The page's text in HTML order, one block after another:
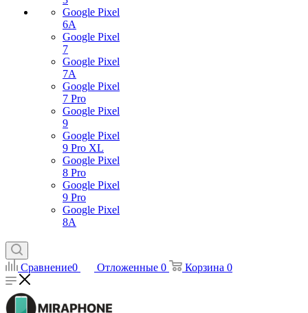
Google Pixel
6A
Google Pixel
7
Google Pixel
7А
Google Pixel
7 Pro
Google Pixel
9
Google Pixel
9 Pro XL
Google Pixel
8 Pro
Google Pixel
9 Pro
Google Pixel
8A
Сравнение0 Отложенные 0 Корзина 0